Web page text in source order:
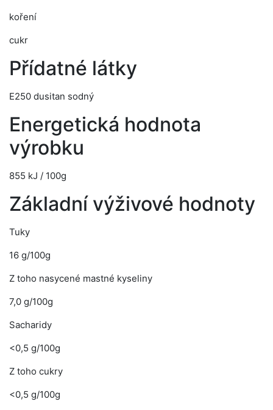
koření
cukr
Přídatné látky
E250 dusitan sodný
Energetická hodnota
výrobku
855 kJ / 100g
Základní výživové hodnoty
Tuky
16 g/100g
Z toho nasycené mastné kyseliny
7,0 g/100g
Sacharidy
<0,5 g/100g
Z toho cukry
<0,5 g/100g